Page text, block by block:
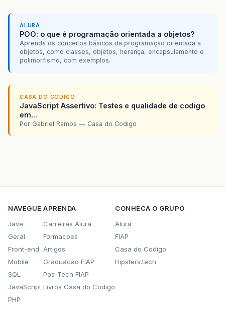
ALURA
POO: o que é programação orientada a objetos?
Aprenda os conceitos básicos da programação orientada a
objetos, como classes, objetos, herança, encapsulamento e
polimorfismo, com exemplos.
CASA DO CODIGO
JavaScript Assertivo: Testes e qualidade de codigo
em...
Por Gabriel Ramos — Casa do Codigo
NAVEGUE
Java
Geral
Front-end
Mobile
SQL
JavaScript
PHP
APRENDA
Carreiras Alura
Formacoes
Artigos
Graduacao FIAP
Pos-Tech FIAP
Livros Casa do Codigo
CONHECA O GRUPO
Alura
FIAP
Casa do Codigo
Hipsters.tech